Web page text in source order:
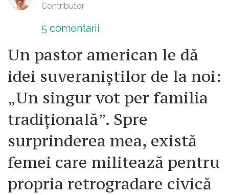
Contributor
5 comentarii
Un pastor american le dă
idei suveraniștilor de la noi:
„Un singur vot per familia
tradițională”. Spre
surprinderea mea, există
femei care militează pentru
propria retrogradare civică